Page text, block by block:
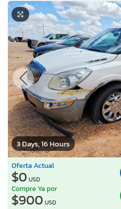
3 Days, 16 Hours
Oferta Actual
$0 USD
Compre Ya por
$900 USD